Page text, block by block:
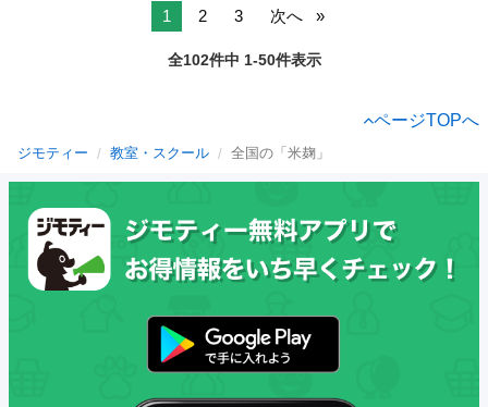
1 2 3 次へ
全102件中 1-50件表示
ページTOPへ
ジモティー 教室・スクール 全国の「米麹」